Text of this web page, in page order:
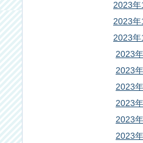
2023年
2023年
2023年
2023
2023
2023
2023
2023
2023